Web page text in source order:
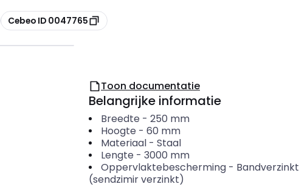
Kopiëren
Cebeo ID 0047765
Toon documentatie
Belangrijke informatie
Breedte - 250 mm
Hoogte - 60 mm
Materiaal- Staal
Lengte - 3000 mm
Oppervlaktebescherming- Bandverzinkt
(sendzimir verzinkt)